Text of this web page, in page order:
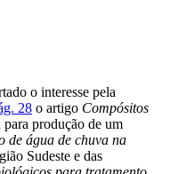
o interesse pela
28 o artigo Compósitos
produção de um
de água de chuva na
Sudeste e das